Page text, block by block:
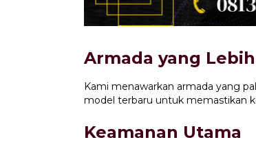
Armada yang
Kami menawarkan armada yang
model terbaru untuk memastikan
Keamanan Utama